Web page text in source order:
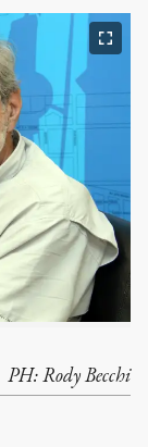
PH: Rody Becchi